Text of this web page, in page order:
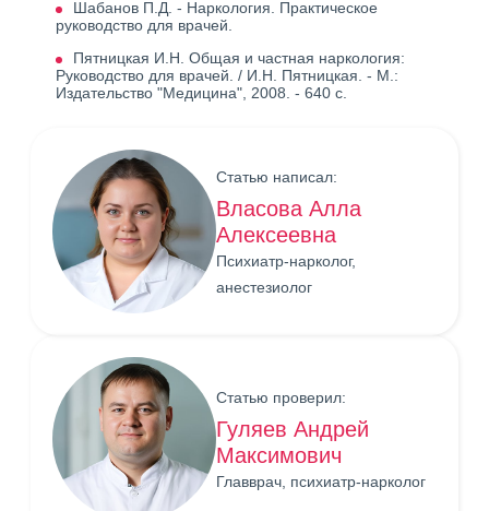
Шабанов П.Д. - Наркология. Практическое
руководство для врачей.
Пятницкая И.Н. Общая и частная наркология:
Руководство для врачей. / И.Н. Пятницкая. - М.:
Издательство "Медицина", 2008. - 640 с.
Статью написал:
Власова Алла
Алексеевна
Психиатр-нарколог,
анестезиолог
Статью проверил:
Гуляев Андрей
Максимович
Главврач, психиатр-нарколог